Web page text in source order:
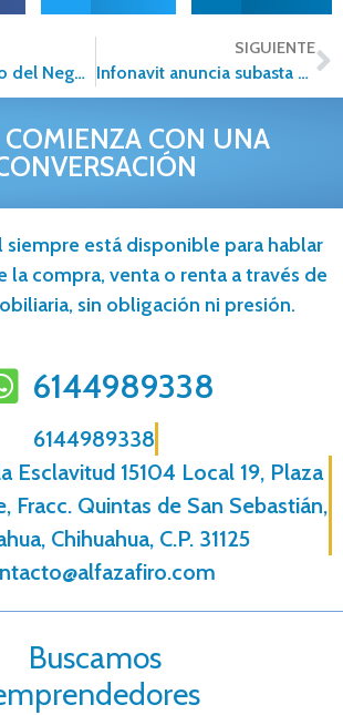
El Ciclo del Éxito del Negocio
SIGUIENTE
Infonavit anuncia subasta abierta de 3200 viviendas
CON UNA
siempre está disponible para hablar
la compra, venta o renta a través de
sin obligación ni presión.
6144989338
6144989338
Esclavitud 15104 Local 19, Plaza
Fracc. Quintas de San Sebastián,
Chihuahua, C.P. 31125
Buscamos